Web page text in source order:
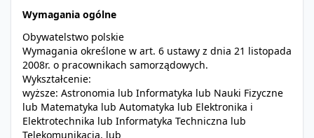
Wymagania ogólne
Obywatelstwo polskie
Wymagania określone w art. 6 ustawy z dnia 21 listopada
2008r. o pracownikach samorządowych.
Wykształcenie:
wyższe: Astronomia lub Informatyka lub Nauki Fizyczne
lub Matematyka lub Automatyka lub Elektronika i
Elektrotechnika lub Informatyka Techniczna lub
Telekomunikacja, lub